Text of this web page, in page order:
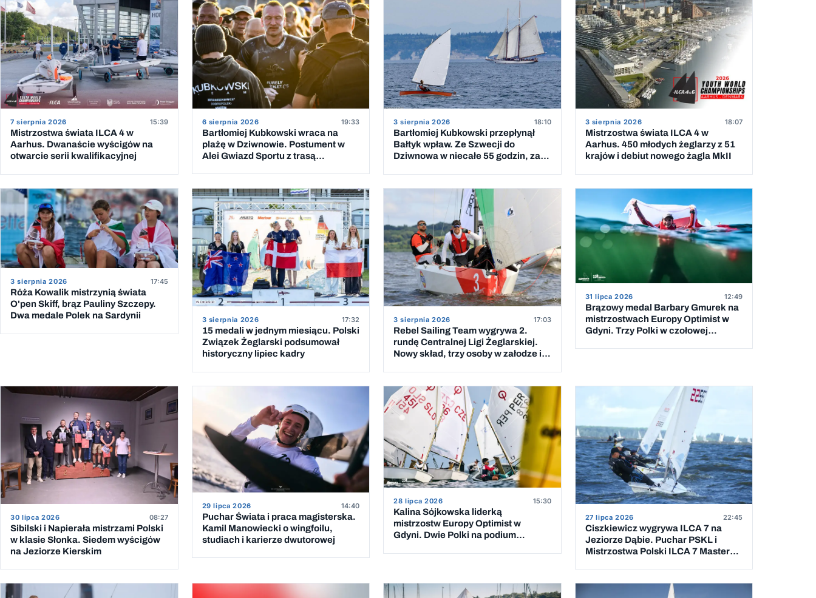
7 sierpnia 2026 15:39
Mistrzostwa świata ILCA 4 w
Aarhus. Dwanaście wyścigów na
otwarcie serii kwalifikacyjnej
6 sierpnia 2026 19:33
Bartłomiej Kubkowski wraca na
plażę w Dziwnowie. Postument w
Alei Gwiazd Sportu z trasą
3 sierpnia 2026 18:10
Bartłomiej Kubkowski przepłynął
Bałtyk wpław. Ze Szwecji do
Dziwnowa w niecałe 55 godzin, za
3 sierpnia 2026 18:07
Mistrzostwa świata ILCA 4 w
Aarhus. 450 młodych żeglarzy z 51
krajów i debiut nowego żagla MkII
3 sierpnia 2026 17:45
Róża Kowalik mistrzynią świata
O'pen Skiff, brąz Pauliny Szczepy.
Dwa medale Polek na Sardynii
3 sierpnia 2026 17:32
15 medali w jednym miesiącu. Polski
Związek Żeglarski podsumował
historyczny lipiec kadry
3 sierpnia 2026 17:03
Rebel Sailing Team wygrywa 2.
rundę Centralnej Ligi Żeglarskiej.
Nowy skład, trzy osoby w załodze i 5
31 lipca 2026 12:49
Brązowy medal Barbary Gmurek na
mistrzostwach Europy Optimist w
Gdyni. Trzy Polki w czołowej
30 lipca 2026 08:27
Sibilski i Napierała mistrzami Polski
w klasie Słonka. Siedem wyścigów
na Jeziorze Kierskim
29 lipca 2026 14:40
Puchar Świata i praca magisterska.
Kamil Manowiecki o wingfoilu,
studiach i karierze dwutorowej
28 lipca 2026 15:30
Kalina Sójkowska liderką
mistrzostw Europy Optimist w
Gdyni. Dwie Polki na podium
27 lipca 2026 22:45
Ciszkiewicz wygrywa ILCA 7 na
Jeziorze Dąbie. Puchar PSKL i
Mistrzostwa Polski ILCA 7 Masters